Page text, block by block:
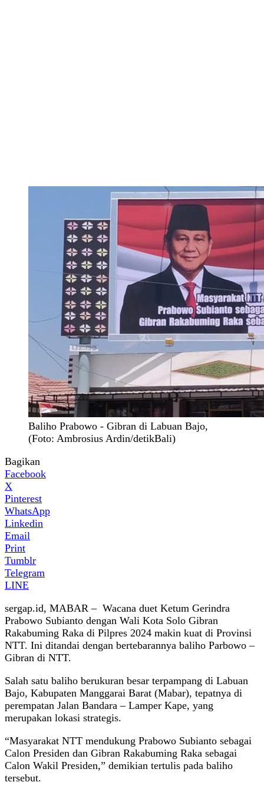
Baliho Prabowo - Gibran di Labuan Bajo,
(Foto: Ambrosius Ardin/detikBali)
Bagikan
Facebook
X
Pinterest
WhatsApp
Linkedin
Email
Print
Tumblr
Telegram
LINE
sergap.id, MABAR – Wacana duet Ketum Gerindra
Prabowo Subianto dengan Wali Kota Solo Gibran
Rakabuming Raka di Pilpres 2024 makin kuat di Provinsi
NTT. Ini ditandai dengan bertebarannya baliho Parbowo –
Gibran di NTT.
Salah satu baliho berukuran besar terpampang di Labuan
Bajo, Kabupaten Manggarai Barat (Mabar), tepatnya di
perempatan Jalan Bandara – Lamper Kape, yang
merupakan lokasi strategis.
“Masyarakat NTT mendukung Prabowo Subianto sebagai
Calon Presiden dan Gibran Rakabuming Raka sebagai
Calon Wakil Presiden,” demikian tertulis pada baliho
tersebut.